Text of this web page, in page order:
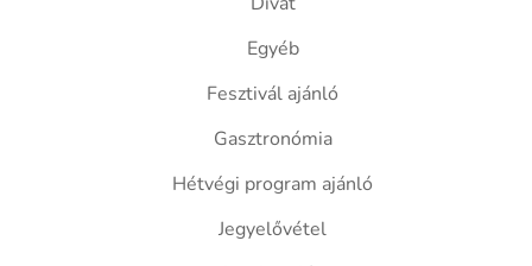
Egyéb
Fesztivál ajánló
Gasztronómia
Hétvégi program ajánló
Jegyelővétel